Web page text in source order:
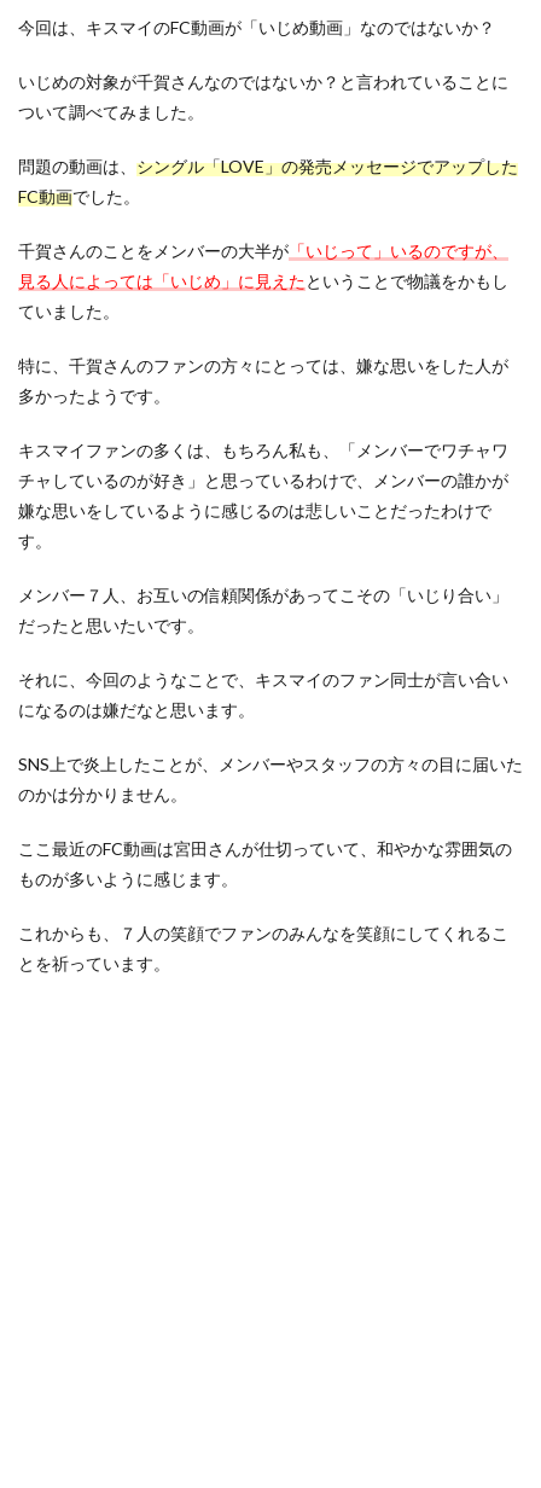
今回は、キスマイのFC動画が「いじめ動画」なのではないか？
いじめの対象が千賀さんなのではないか？と言われていることに
ついて調べてみました。
問題の動画は、 シングル「LOVE」の発売メッセージでアップした
FC動画でした。
千賀さんのことをメンバーの大半が 「いじって」いるのですが、
見る人によっては「いじめ」に見えたということで物議をかもし
ていました。
特に、千賀さんのファンの方々にとっては、嫌な思いをした人が
多かったようです。
キスマイファンの多くは、もちろん私も、「メンバーでワチャワ
チャしているのが好き」と思っているわけで、メンバーの誰かが
嫌な思いをしているように感じるのは悲しいことだったわけで
す。
メンバー７人、お互いの信頼関係があってこその「いじり合い」
だったと思いたいです。
それに、今回のようなことで、キスマイのファン同士が言い合い
になるのは嫌だなと思います。
SNS上で炎上したことが、メンバーやスタッフの方々の目に届いた
のかは分かりません。
ここ最近のFC動画は宮田さんが仕切っていて、和やかな雰囲気の
ものが多いように感じます。
これからも、７人の笑顔でファンのみんなを笑顔にしてくれるこ
とを祈っています。